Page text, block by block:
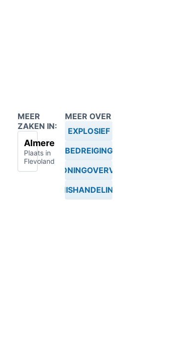
MEER
ZAKEN IN:
Almere
Plaats in
Flevoland
MEER OVER
EXPLOSIEF
BEDREIGING
WONINGOVERVAL
MISHANDELING